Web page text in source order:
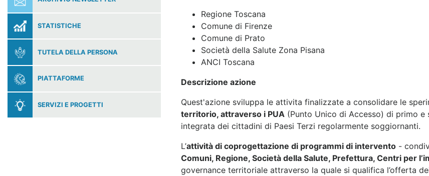
STATISTICHE
TUTELA DELLA PERSONA
PIATTAFORME
SERVIZI E PROGETTI
Regione Toscana
Comune di Firenze
Comune di Prato
Società della Salute Zona Pisana
ANCI Toscana
Descrizione azione
Quest'azione sviluppa le attivita finalizzate a consolidare le
territorio, attraverso i PUA (Punto Unico di Accesso) di primo
integrata dei cittadini di Paesi Terzi regolarmente soggiornanti.
L’attività di coprogettazione di programmi di intervento -
Comuni, Regione, Società della Salute, Prefettura, Centri per
governance territoriale attraverso la quale si qualifica l’offerta